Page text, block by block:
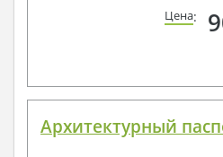
Цена:
Архитектурный